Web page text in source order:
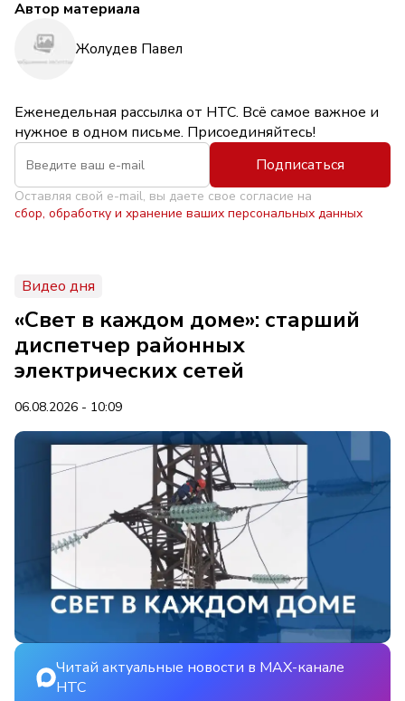
Автор материала
Жолудев Павел
Еженедельная рассылка от НТС. Всё самое важное и
нужное в одном письме. Присоединяйтесь!
Подписаться
Оставляя свой e-mail, вы даете свое согласие на
сбор, обработку и хранение ваших персональных данных
Видео дня
«Свет в каждом доме»: старший
диспетчер районных
электрических сетей
06.08.2026 - 10:09
Читай актуальные новости в MAX-канале
НТС